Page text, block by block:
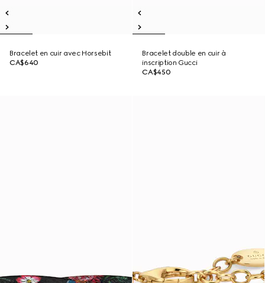
Bracelet en cuir avec Horsebit
CA$640
Bracelet double en cuir à
inscription Gucci
CA$450